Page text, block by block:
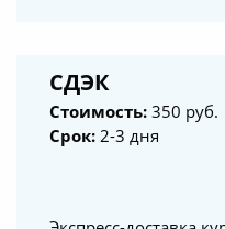
СДЭК
Стоимость: 350 руб.
Срок: 2-3 дня